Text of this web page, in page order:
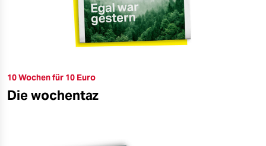
10 Wochen für 10 Euro
Die wochentaz